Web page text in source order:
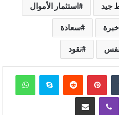
جيد استثمار الأموال
خبرة سعادة
نقود
Tumblr
Pinterest
Reddit
Skype
Viber שיתוף דרך המייל